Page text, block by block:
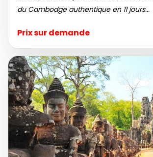
du Cambodge authentique en 11 jours...
Prix sur demande